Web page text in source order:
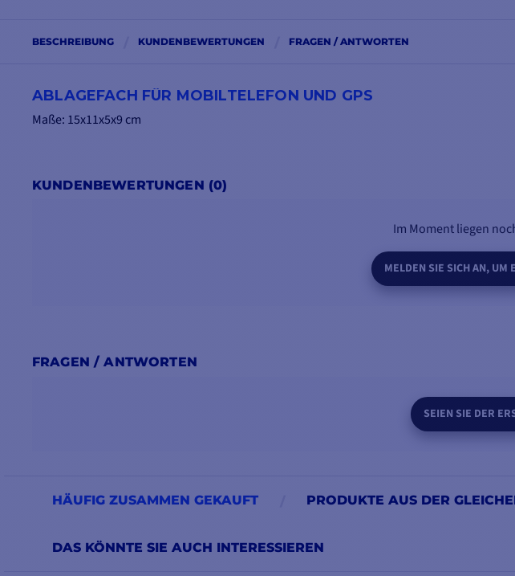
BESCHREIBUNG KUNDENBEWERTUNGEN FRAGEN / ANTWORTEN
ABLAGEFACH FÜR MOBILTELEFON UND GPS
Maße: 15x11x5x9 cm
KUNDENBEWERTUNGEN (0)
Im Moment liegen
MELDEN SIE SICH AN, UM
FRAGEN / ANTWORTEN
SEIEN SIE DER
HÄUFIG ZUSAMMEN GEKAUFT PRODUKTE AUS DER
DAS KÖNNTE SIE AUCH INTERESSIEREN